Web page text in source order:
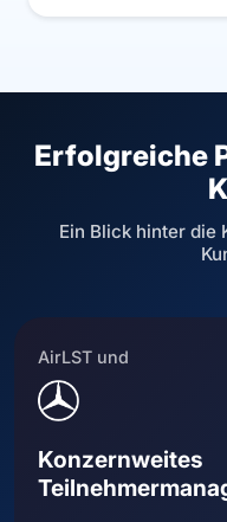
Erfolgreiche
Ein Blick hinter die
AirLST und
Konzernweites